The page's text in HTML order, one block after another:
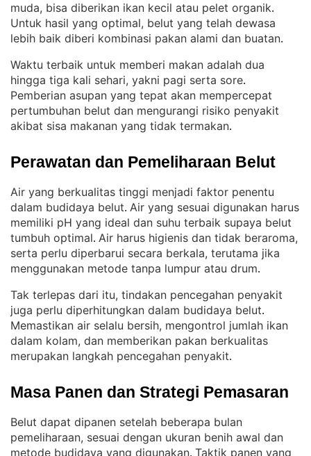
muda, bisa diberikan ikan kecil atau pelet organik
Untuk hasil yang optimal, belut yang telah dewasa
lebih baik diberi kombinasi pakan alami dan buatan.
Waktu terbaik untuk memberi makan adalah dua
hingga tiga kali sehari, yakni pagi serta sore
Pemberian asupan yang tepat akan mempercepat
pertumbuhan belut dan mengurangi risiko penyakit
akibat sisa makanan yang tidak termakan.
Perawatan dan Pemeliharaan Belut
Air yang berkualitas tinggi menjadi faktor penentu
dalam budidaya belut. Air yang sesuai digunakan harus
memiliki pH yang ideal dan suhu terbaik supaya belut
tumbuh optimal. Air harus higienis dan tidak beraroma,
serta perlu diperbarui secara berkala, terutama jika
menggunakan metode tanpa lumpur atau drum.
Tak terlepas dari itu, tindakan pencegahan penyakit
juga perlu diperhitungkan dalam budidaya belut
Memastikan air selalu bersih, mengontrol jumlah ikan
dalam kolam, dan memberikan pakan berkualitas
merupakan langkah pencegahan penyakit.
Masa Panen dan Strategi Pemasaran
Belut dapat dipanen setelah beberapa bulan
pemeliharaan, sesuai dengan ukuran benih awal dan
metode budidaya yang digunakan. Taktik panen yang